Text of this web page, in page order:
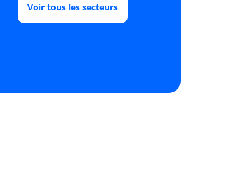
Voir tous les secteurs